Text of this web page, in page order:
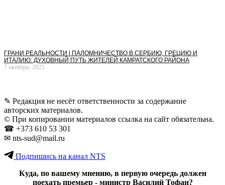
ГРАНИ РЕАЛЬНОСТИ | ПАЛОМНИЧЕСТВО В СЕРБИЮ, ГРЕЦИЮ И
ИТАЛИЮ: ДУХОВНЫЙ ПУТЬ ЖИТЕЛЕЙ КАМРАТСКОГО РАЙОНА
7 октября, 2025
✎ Редакция не несёт ответственности за содержание
авторских материалов.
© При копировании материалов ссылка на сайт обязательна.
☎︎ +373 610 53 301
✉ nts-sud@mail.ru
Подпишись на канал NTS
Куда, по вашему мнению, в первую очередь должен
поехать премьер - министр Василий Тофан?